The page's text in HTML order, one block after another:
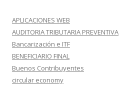
APLICACIONES WEB
AUDITORIA TRIBUTARIA PREVENTIVA
Bancarización e ITF
BENEFICIARIO FINAL
Buenos Contribuyentes
circular economy